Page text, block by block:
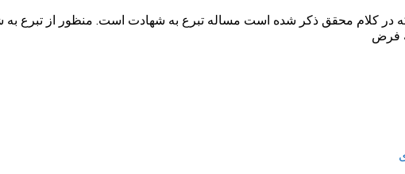
۱۴۰۳ مساله بعد که در کلام محقق ذکر شده است مساله تبرع به شهادت است. منظور
فرض